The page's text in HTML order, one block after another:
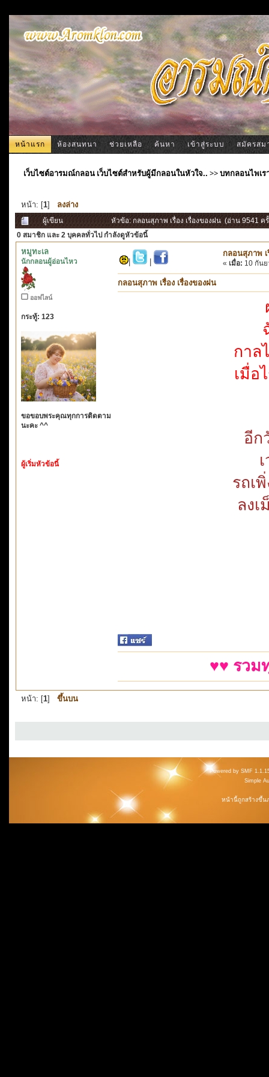
หน้าแรก ห้องสนทนา ช่วยเหลือ ค้นหา เข้าสู่ระบบ สมัครสม
เว็บไซต์อารมณ์กลอน เว็บไซต์สำหรับผู้มีกลอนในหัวใจ.. >>บทกลอนไพเร
หน้า: [1] ลงล่าง
ผู้เขียน
หัวข้อ: กลอนสุภาพ เรื่อง เรื่องของฝน (อ่าน 9541 ค
0 สมาชิก และ 2 บุคคลทั่วไป กำลังดูหัวข้อนี้
หมูทะเล
นักกลอนผู้อ่อนไหว
ออฟไลน์
กระทู้: 123
ขอขอบพระคุณทุกการติดตาม
นะคะ ^^
ผู้เริ่มหัวข้อนี้
กลอนสุภาพ เ
« เมื่อ: 10 กัน
กลอนสุภาพ เรื่อง เรื่องของฝน
กาล
เมื่อ
อีก
รถเ
ลง
♥♥ รวม
หน้า: [1] ขึ้นบน
Powered by SMF
Simple
หน้านี้ถูกสร้างขึ้น